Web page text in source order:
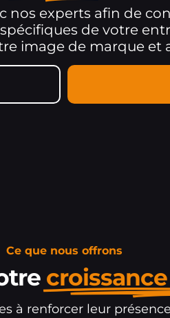
nos experts afin de
de votre
image de marque et
Ce que nous offrons
à renforcer leur